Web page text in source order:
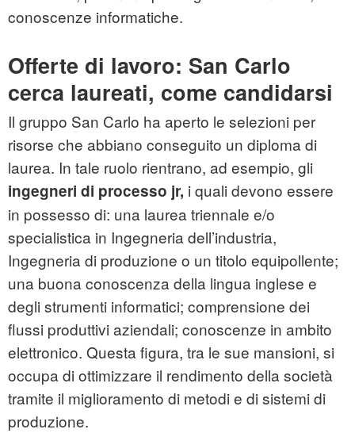
conoscenze informatiche.
Offerte di lavoro: San Carlo
cerca laureati, come candidarsi
Il gruppo San Carlo ha aperto le selezioni per
risorse che abbiano conseguito un diploma di
laurea. In tale ruolo rientrano, ad esempio, gli
ingegneri di processo jr, i quali devono essere
in possesso di: una laurea triennale e/o
specialistica in Ingegneria dell’industria,
Ingegneria di produzione o un titolo equipollente;
una buona conoscenza della lingua inglese e
degli strumenti informatici; comprensione dei
flussi produttivi aziendali; conoscenze in ambito
elettronico. Questa figura, tra le sue mansioni, si
occupa di ottimizzare il rendimento della società
tramite il miglioramento di metodi e di sistemi di
produzione.